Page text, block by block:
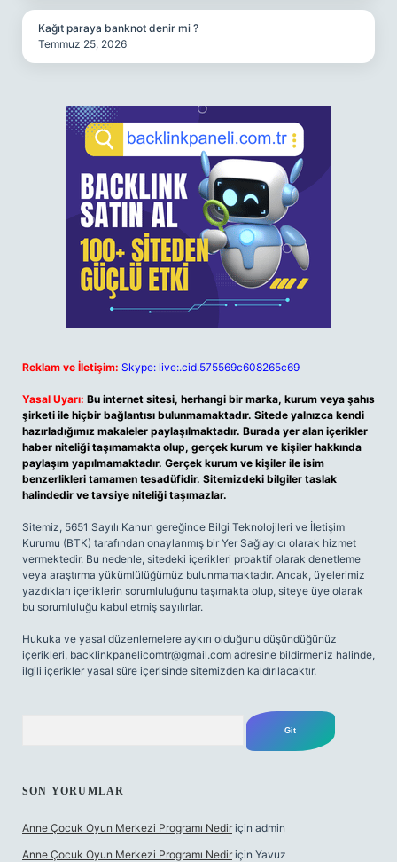
Kağıt paraya banknot denir mi ?
Temmuz 25, 2026
Reklam ve İletişim: Skype: live:.cid.575569c608265c69
Yasal Uyarı: Bu internet sitesi, herhangi bir marka, kurum veya şahıs
şirketi ile hiçbir bağlantısı bulunmamaktadır. Sitede yalnızca kendi
hazırladığımız makaleler paylaşılmaktadır. Burada yer alan içerikler
haber niteliği taşımamakta olup, gerçek kurum ve kişiler hakkında
paylaşım yapılmamaktadır. Gerçek kurum ve kişiler ile isim
benzerlikleri tamamen tesadüfidir. Sitemizdeki bilgiler taslak
halindedir ve tavsiye niteliği taşımazlar.
Sitemiz, 5651 Sayılı Kanun gereğince Bilgi Teknolojileri ve İletişim
Kurumu (BTK) tarafından onaylanmış bir Yer Sağlayıcı olarak hizmet
vermektedir. Bu nedenle, sitedeki içerikleri proaktif olarak denetleme
veya araştırma yükümlülüğümüz bulunmamaktadır. Ancak, üyelerimiz
yazdıkları içeriklerin sorumluluğunu taşımakta olup, siteye üye olarak
bu sorumluluğu kabul etmiş sayılırlar.
Hukuka ve yasal düzenlemelere aykırı olduğunu düşündüğünüz
içerikleri, backlinkpanelicomtr@gmail.com adresine bildirmeniz halinde,
ilgili içerikler yasal süre içerisinde sitemizden kaldırılacaktır.
SON YORUMLAR
Anne Çocuk Oyun Merkezi Programı Nedir için admin
Anne Çocuk Oyun Merkezi Programı Nedir için Yavuz